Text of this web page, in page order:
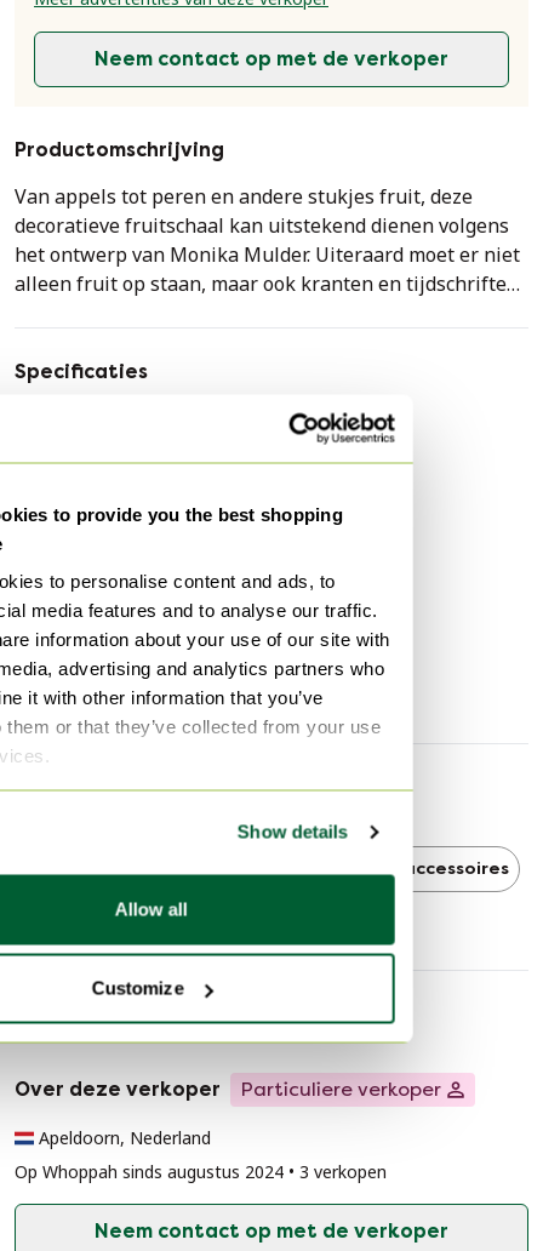
to provide you the best shopping
to personalise content and ads, to
media features and to analyse our traffic.
information about your use of our site with
advertising and analytics partners who
it with other information that you’ve
them or that they’ve collected from your use
Show details
Allow all
Customize
Neem contact op met de verkoper
Productomschrijving
Van appels tot peren en andere stukjes fruit, deze
decoratieve fruitschaal kan uitstekend dienen volgens
het ontwerp van Monika Mulder. Uiteraard moet er niet
alleen fruit op staan, maar ook kranten en tijdschriften
Overige informatie:
De fruitschaal verkeert in goede vintage staat met
verpakt.
Specificaties
Kleuren
Goud
Merk
Ikea
Hoogte
20 cm
Breedte
20 cm
Diepte
20 cm
Ontdek meer
Tafelaccessoires
Verkopersinformatie
Over deze verkoper Particuliere verkoper
Apeldoorn, Nederland
Op Whoppah sinds augustus 2024 • 3 verkopen
Neem contact op met de verkoper